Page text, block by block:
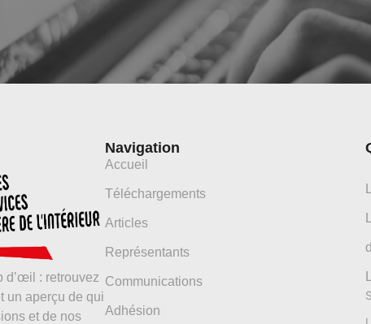
d’œil : retrouvez
un aperçu de qui
et de nos
Navigation
Accueil
Téléchargements
Articles
Représentants
Communications
Adhésion